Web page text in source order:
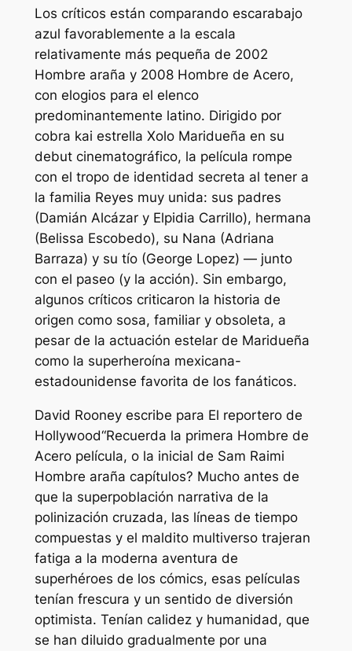
Los críticos están comparando escarabajo
azul favorablemente a la escala
relativamente más pequeña de 2002
Hombre araña y 2008 Hombre de Acero,
con elogios para el elenco
predominantemente latino. Dirigido por
cobra kai estrella Xolo Maridueña en su
debut cinematográfico, la película rompe
con el tropo de identidad secreta al tener a
la familia Reyes muy unida: sus padres
(Damián Alcázar y Elpidia Carrillo), hermana
(Belissa Escobedo), su Nana (Adriana
Barraza) y su tío (George Lopez) — junto
con el paseo (y la acción). Sin embargo,
algunos críticos criticaron la historia de
origen como sosa, familiar y obsoleta, a
pesar de la actuación estelar de Maridueña
como la superheroína mexicana-
estadounidense favorita de los fanáticos.
David Rooney escribe para El reportero de
Hollywood“Recuerda la primera Hombre de
Aceropelícula, o la inicial de Sam Raimi
Hombre araña capítulos? Mucho antes de
que la superpoblación narrativa de la
polinización cruzada, las líneas de tiempo
compuestas y el maldito multiverso trajeran
fatiga a la moderna aventura de
superhéroes de los cómics, esas películas
tenían frescura y un sentido de diversión
optimista. Tenían calidez y humanidad, que
se han diluido gradualmente por una